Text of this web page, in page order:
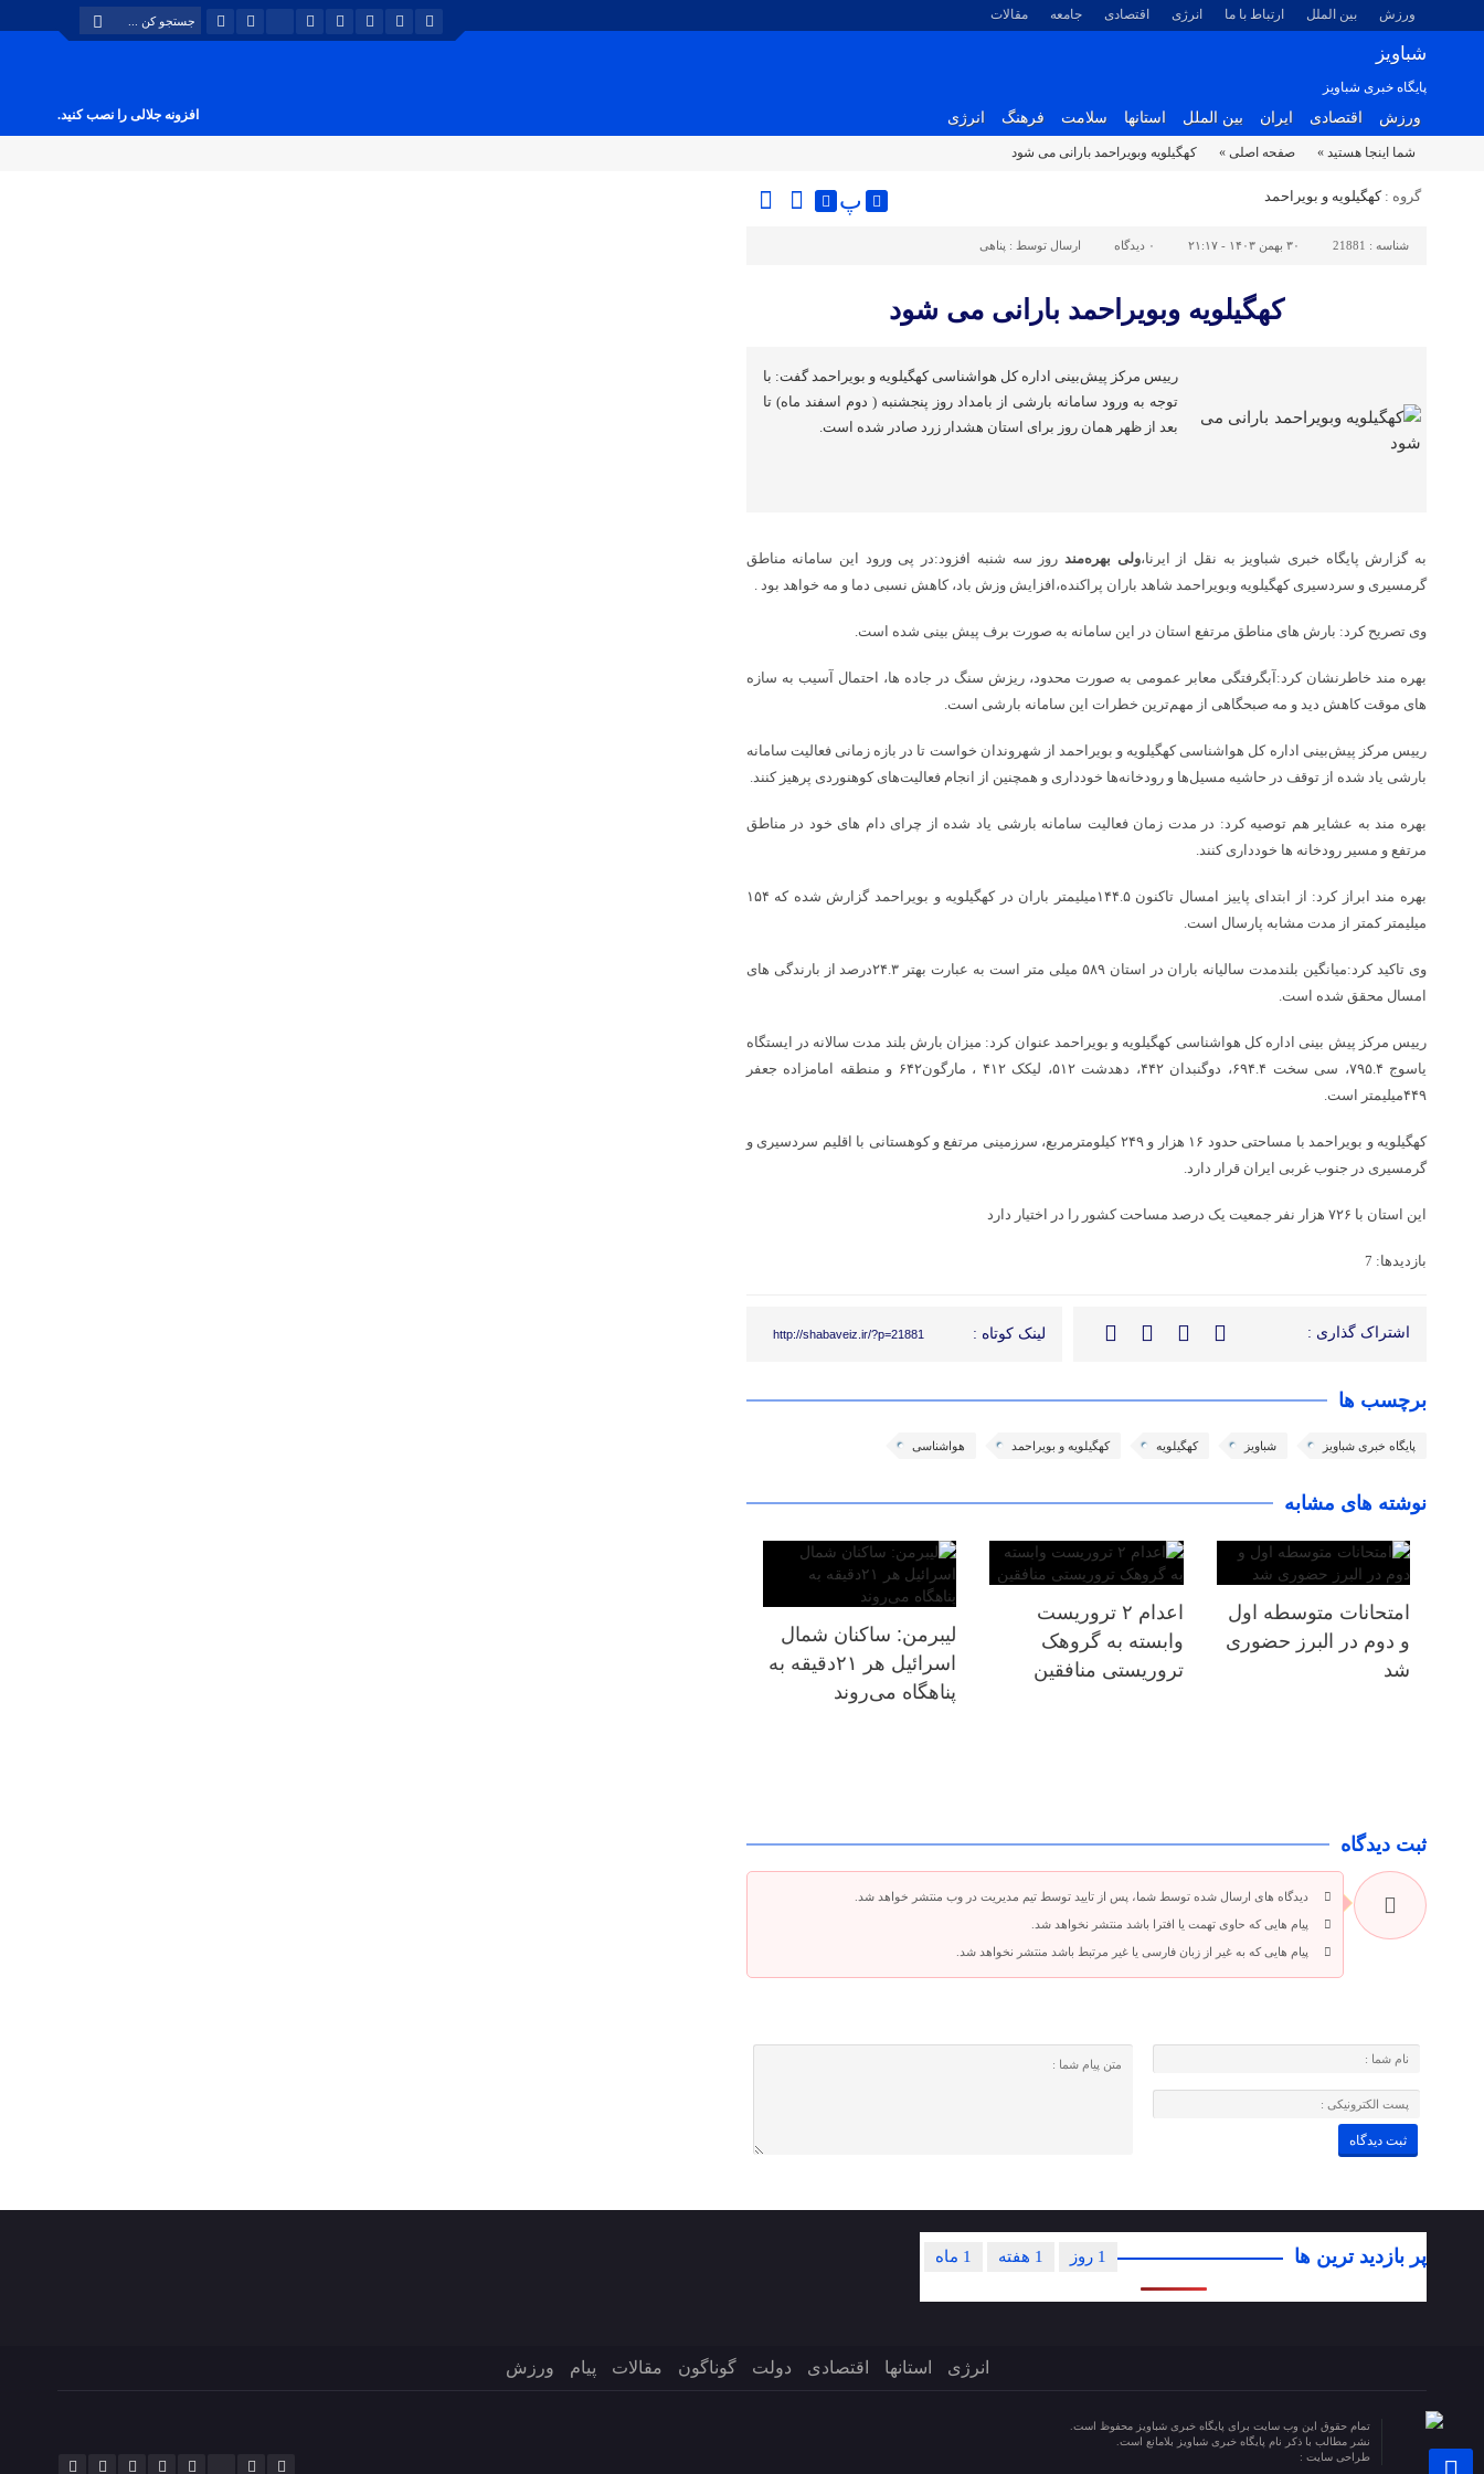
ورزش بین الملل ارتباط با ما انرژی اقتصادی جامعه مقالات
شباویز
پایگاه خبری شباویز
ورزش اقتصادی ایران بین الملل استانها سلامت فرهنگ انرژی افزونه جلالی را نصب کنید.
شما اینجا هستید » صفحه اصلی » کهگیلویه وبویراحمد بارانی می شود
گروه :کهگیلویه و بویراحمد پ
شناسه : 21881 ۳۰ بهمن ۱۴۰۳ - ۲۱:۱۷ ۰ دیدگاه ارسال توسط : پناهی
کهگیلویه وبویراحمد بارانی می شود
رییس مرکز پیش‌بینی اداره کل هواشناسی کهگیلویه و بویراحمد گفت: با
توجه به ورود سامانه بارشی از بامداد روز پنجشنبه ( دوم اسفند ماه) تا
بعد از ظهر همان روز برای استان هشدار زرد صادر شده است.
به گزارش پایگاه خبری شباویز به نقل از ایرنا،ولی بهره‌مند روز سه شنبه افزود:در پی ورود این سامانه مناطق
گرمسیری و سردسیری کهگیلویه وبویراحمد شاهد باران پراکنده،افزایش وزش باد، کاهش نسبی دما و مه خواهد بود .
وی تصریح کرد: بارش های مناطق مرتفع استان در این سامانه به صورت برف پیش بینی شده است.
بهره مند خاطرنشان کرد:آبگرفتگی معابر عمومی به صورت محدود، ریزش سنگ در جاده ها، احتمال آسیب به سازه
های موقت کاهش دید و مه صبحگاهی از مهم‌ترین خطرات این سامانه بارشی است.
رییس مرکز پیش‌بینی اداره کل هواشناسی کهگیلویه و بویراحمد از شهروندان خواست تا در بازه زمانی فعالیت سامانه
بارشی یاد شده از توقف در حاشیه مسیل‌ها و رودخانه‌ها خودداری و همچنین از انجام فعالیت‌های کوهنوردی پرهیز کنند.
بهره مند به عشایر هم توصیه کرد: در مدت زمان فعالیت سامانه بارشی یاد شده از چرای دام های خود در مناطق
مرتفع و مسیر رودخانه ها خودداری کنند.
بهره مند ابراز کرد: از ابتدای پاییز امسال تاکنون ۱۴۴.۵میلیمتر باران در کهگیلویه و بویراحمد گزارش شده که ۱۵۴
میلیمتر کمتر از مدت مشابه پارسال است.
وی تاکید کرد:میانگین بلندمدت سالیانه باران در استان ۵۸۹ میلی متر است به عبارت بهتر ۲۴.۳درصد از بارندگی های
امسال محقق شده است.
رییس مرکز پیش بینی اداره کل هواشناسی کهگیلویه و بویراحمد عنوان کرد: میزان بارش بلند مدت سالانه در ایستگاه
یاسوج ۷۹۵.۴، سی سخت ۶۹۴.۴، دوگنبدان ۴۴۲، دهدشت ۵۱۲، لیکک ۴۱۲ ، مارگون۶۴۲ و منطقه امامزاده جعفر
۴۴۹میلیمتر است.
کهگیلویه و بویراحمد با مساحتی حدود ۱۶ هزار و ۲۴۹ کیلومترمربع، سرزمینی مرتفع و کوهستانی با اقلیم سردسیری و
گرمسیری در جنوب غربی ایران قرار دارد.
این استان با ۷۲۶ هزار نفر جمعیت یک درصد مساحت کشور را در اختیار دارد
بازدیدها: 7
اشتراک گذاری : لینک کوتاه : http://shabaveiz.ir/?p=21881
برچسب ها
پایگاه خبری شباویز شباویز کهگیلویه کهگیلویه و بویراحمد هواشناسی
نوشته های مشابه
امتحانات متوسطه اول
و دوم در البرز حضوری
شد
اعدام ۲ تروریست
وابسته به گروهک
تروریستی منافقین
لیبرمن: ساکنان شمال
اسرائیل هر ۲۱دقیقه به
پناهگاه می‌روند
ثبت دیدگاه
دیدگاه های ارسال شده توسط شما، پس از تایید توسط تیم مدیریت در وب منتشر خواهد شد.
پیام هایی که حاوی تهمت یا افترا باشد منتشر نخواهد شد.
پیام هایی که به غیر از زبان فارسی یا غیر مرتبط باشد منتشر نخواهد شد.
پر بازدید ترین ها 1 ماه 1 هفته 1 روز
انرژی استانها اقتصادی دولت گوناگون مقالات پیام ورزش
تمام حقوق این وب سایت برای پایگاه خبری شباویز محفوظ است.
نشر مطالب با ذکر نام پایگاه خبری شباویز بلامانع است.
طراحی سایت :